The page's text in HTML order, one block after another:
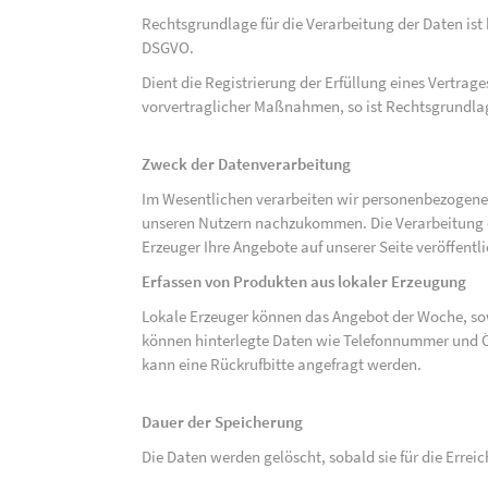
Rechtsgrundlage für die Verarbeitung der Daten
DSGVO.
Dient die Registrierung der Erfüllung eines
vorvertraglicher Maßnahmen, so ist
Zweck der Datenverarbeitung
Im Wesentlichen verarbeiten wir
unseren Nutzern nachzukommen. Die
Erzeuger Ihre Angebote auf unserer Seite
Erfassen von Produkten aus lokaler Erzeugung
Lokale Erzeuger können das Angebot der Woche,
können hinterlegte Daten wie Telefonnummer und
kann eine Rückrufbitte angefragt werden.
Dauer der Speicherung
Die Daten werden gelöscht, sobald sie für die